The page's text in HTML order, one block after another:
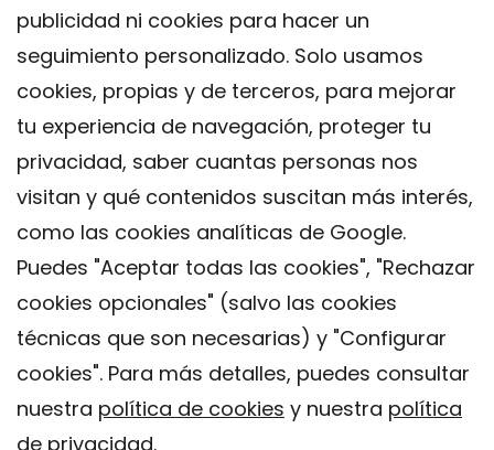
publicidad ni cookies para hacer un
seguimiento personalizado. Solo usamos
cookies, propias y de terceros, para mejorar
tu experiencia de navegación, proteger tu
privacidad, saber cuantas personas nos
visitan y qué contenidos suscitan más interés,
como las cookies analíticas de Google.
Puedes "Aceptar todas las cookies", "Rechazar
cookies opcionales" (salvo las cookies
técnicas que son necesarias) y "Configurar
cookies". Para más detalles, puedes consultar
nuestra política de cookies y nuestra política
de privacidad.
Contacto
Política de privacidad